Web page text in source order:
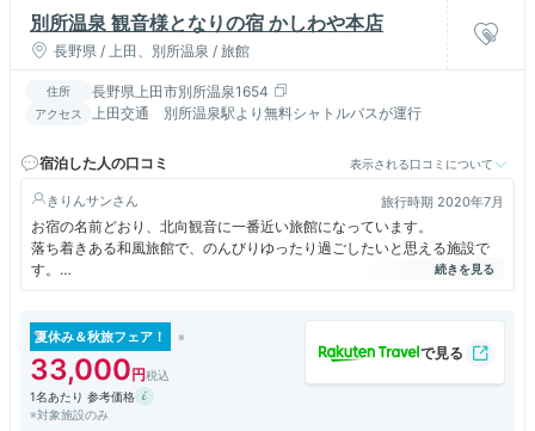
別所温泉 観音様となりの宿 かしわや本店
長野県 / 上田、別所温泉 / 旅館
住所 長野県上田市別所温泉1654
アクセス 上田交通 別所温泉駅より無料シャトルバスが運行
宿泊した人の口コミ 表示される口コミについて
きりんサン 旅行時期 2020年7月
お宿の名前どおり、北向観音に一番近い旅館になっています。
落ち着きある和風旅館で、のんびりゆったり過ごしたいと思える施設で
す。
館内では室内履きに履き替えです。施設内の至るところは木の造りで、暖
お湯はやわらかい泉室です。部屋風呂付きのお部屋も多く、また収容人員
が少ないのでパブリックのお風呂もガラガラで入れます。
温泉が好きな利用者には最高です。
北向観音の鐘が朝早く鳴ります。目覚まし時計が無くても早起き出来ま
す。
夏休み＆秋旅フェア！
33,000
1名あたり 参考価格
※対象施設のみ